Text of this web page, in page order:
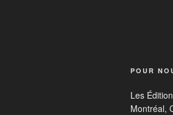
POUR
Les
Montréal,